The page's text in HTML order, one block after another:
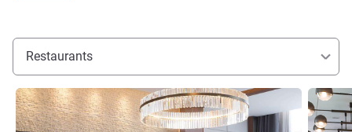
Restaurants
Voir les détails Voir les